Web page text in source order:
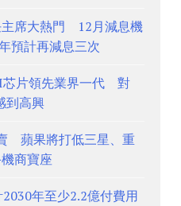
主席大熱門 12月減息機
預計再減息三次
芯片領先業界一代 對
到高興
蘋果將打低三星、重
商寶座
年至少2.2億付費用